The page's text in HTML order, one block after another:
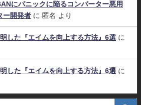
にパニックに陥るコンバーター悪用
ー開発者 に 匿名 より
した『エイムを向上する方法』6選 に
した『エイムを向上する方法』6選 に